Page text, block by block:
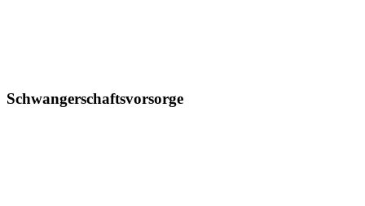
Schwangerschaftsvorsorge